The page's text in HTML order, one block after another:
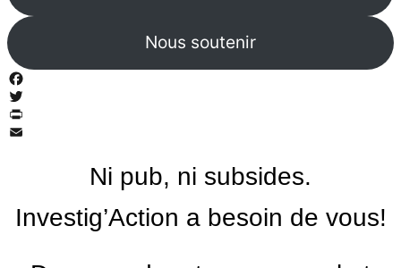
Nous soutenir
Facebook
Twitter
PrintFriendly
Ni pub, ni subsides.
Investig’Action a besoin de vous!